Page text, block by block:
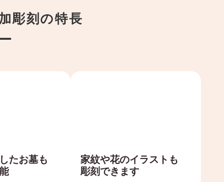
彫刻の特長
たお墓も
家紋や花のイラストも
彫刻できます